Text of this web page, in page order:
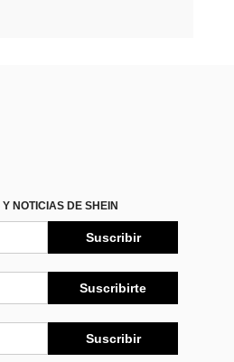
NOTICIAS DE SHEIN
Suscribir
Suscribirte
Suscribir